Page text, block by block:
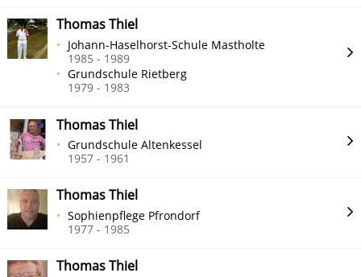
Thomas Thiel
Johann-Haselhorst-Schule Mastholte
1985 - 1989
Grundschule Rietberg
1979 - 1983
Thomas Thiel
Grundschule Altenkessel
1957 - 1961
Thomas Thiel
Sophienpflege Pfrondorf
1977 - 1985
Thomas Thiel